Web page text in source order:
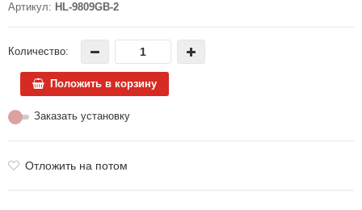
Артикул: HL-9809GB-2
Количество:
Положить в корзину
Заказать установку
Отложить на потом